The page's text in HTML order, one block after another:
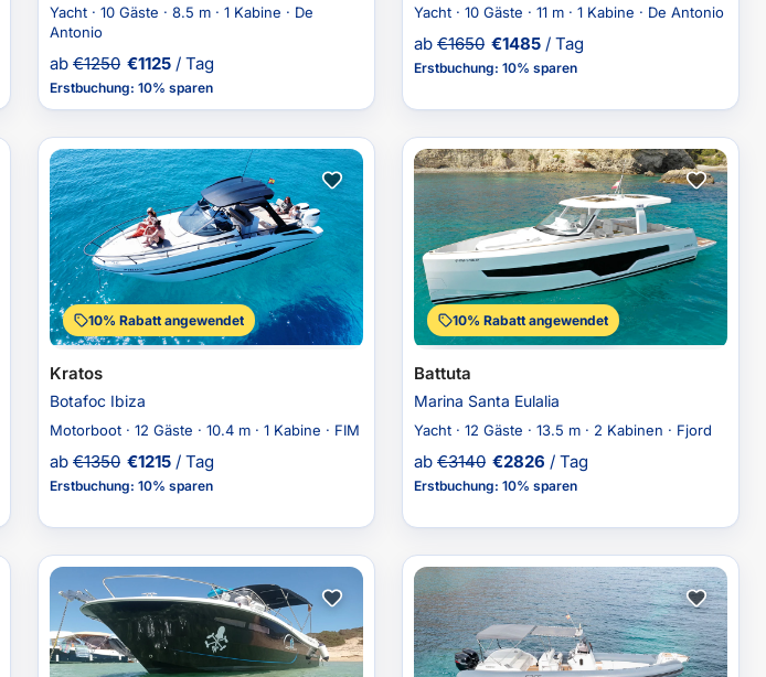
Yacht · 10 Gäste · 8.5 m · 1 Kabine · De
Antonio
ab €1250 €1125 / Tag
Erstbuchung: 10% sparen
Yacht · 10 Gäste · 11 m · 1 Kabine · De Antonio
ab €1650 €1485 / Tag
Erstbuchung: 10% sparen
10% Rabatt angewendet
Kratos
Botafoc Ibiza
Motorboot · 12 Gäste · 10.4 m · 1 Kabine · FIM
ab €1350 €1215 / Tag
Erstbuchung: 10% sparen
10% Rabatt angewendet
Battuta
Marina Santa Eulalia
Yacht · 12 Gäste · 13.5 m · 2 Kabinen · Fjord
ab €3140 €2826 / Tag
Erstbuchung: 10% sparen